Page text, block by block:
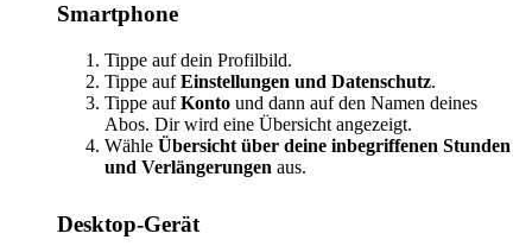
Smartphone
Tippe auf dein Profilbild.
Tippe aufEinstellungen und Datenschutz.
Tippe aufKonto und dann auf den Namen deines
Abos. Dir wird eine Übersicht angezeigt.
Wähle Übersicht über deine inbegriffenen Stunden
und Verlängerungen aus.
Desktop-Gerät